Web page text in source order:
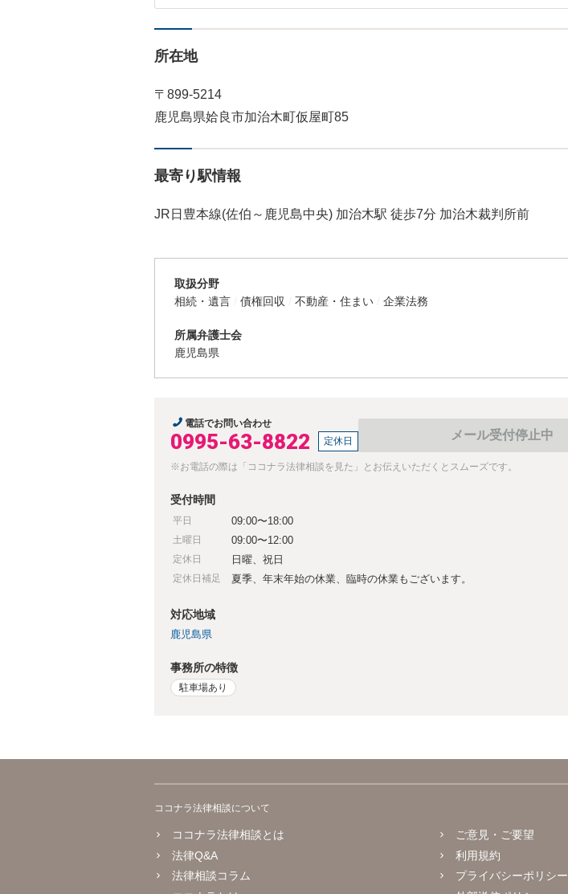
所在地
〒899-5214
鹿児島県姶良市加治木町仮屋町85
最寄り駅情報
JR日豊本線(佐伯～鹿児島中央) 加治木駅 徒歩7分 加治木裁判所前
取扱分野
相続・遺言
債権回収 不動産・住まい 企業法務
所属弁護士会
鹿児島県
電話でお問い合わせ
0995-63-8822 定休日 メール受付停止中
※お電話の際は「ココナラ法律相談を見た」とお伝えいただくとスムーズです。
受付時間
平日 09:00〜18:00
土曜日 09:00〜12:00
定休日 日曜、祝日
定休日補足 夏季、年末年始の休業、臨時の休業もございます。
対応地域
鹿児島県
事務所の特徴
駐車場あり
ココナラ法律相談について
ココナラ法律相談とは
法律Q&A
法律相談コラム
ご意見・ご要望
利用規約
プライバシーポリシー